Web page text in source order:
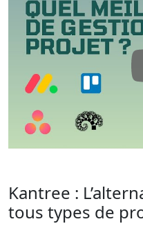
Kantree :
tous types de